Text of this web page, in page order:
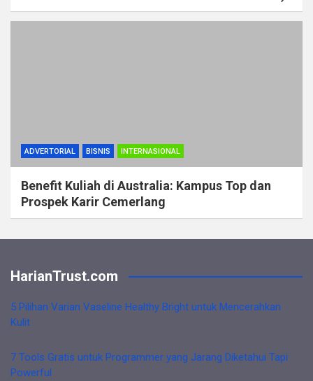
ADVERTORIAL BISNIS INTERNASIONAL
Benefit Kuliah di Australia: Kampus Top dan
Prospek Karir Cemerlang
HarianTrust.com
5 Pilihan Varian Vaseline Healthy Bright untuk Mencerahkan
Kulit
7 Tools Gratis untuk Programmer yang Jarang Diketahui Tapi
Powerful